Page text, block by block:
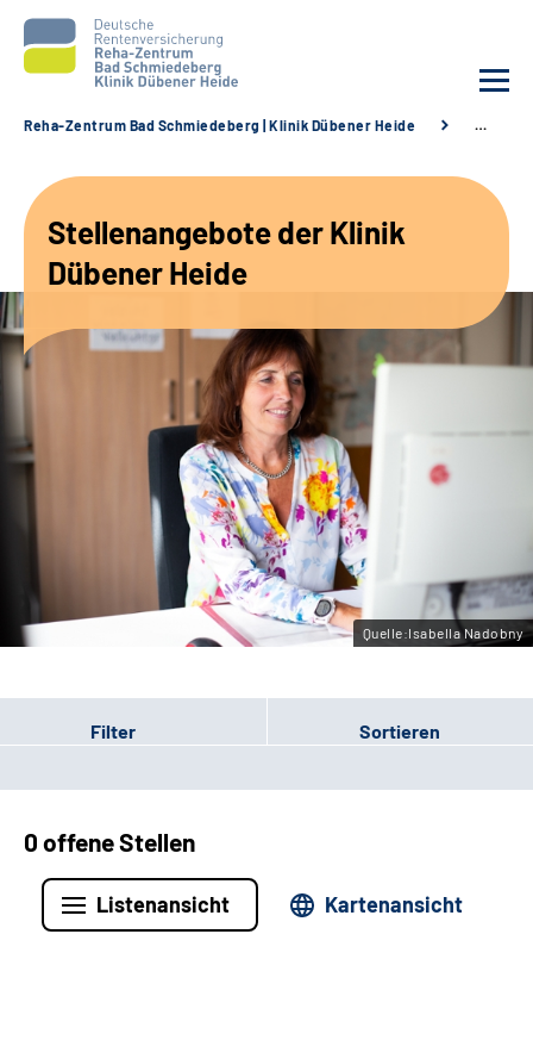
Unsere Angebote
Karriere
Sozialdienste & Zuweisende
Leichte Sprache
Gebärdensprache
Reha-Zentrum Bad Schmiedeberg | Klinik Dübener Heide …
Stellenangebote der Klinik
Dübener Heide
Quelle:Isabella Nadobny
Filter Sortieren
0 offene Stellen
Listenansicht Kartenansicht